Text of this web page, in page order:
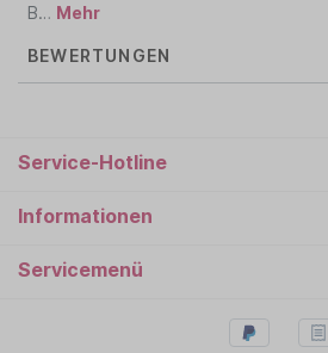
B… Mehr
BEWERTUNGEN
Service-Hotline
Informationen
Servicemenü